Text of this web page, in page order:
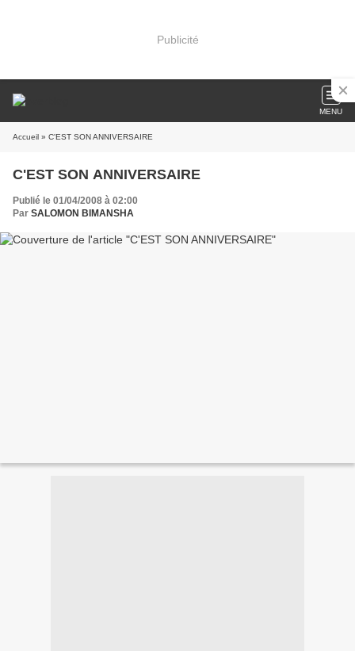
Publicité
MENU
Accueil » C'EST SON ANNIVERSAIRE
C'EST SON ANNIVERSAIRE
Publié le 01/04/2008 à 02:00
Par SALOMON BIMANSHA